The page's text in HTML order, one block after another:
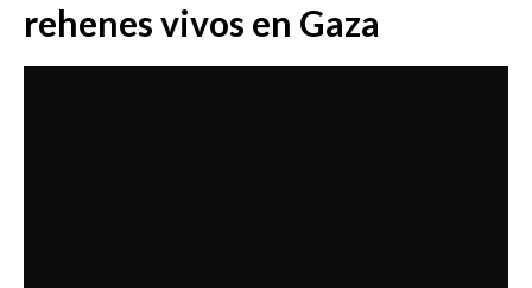
EMISIÓN 7:00 PM
rehenes vivos en Gaza